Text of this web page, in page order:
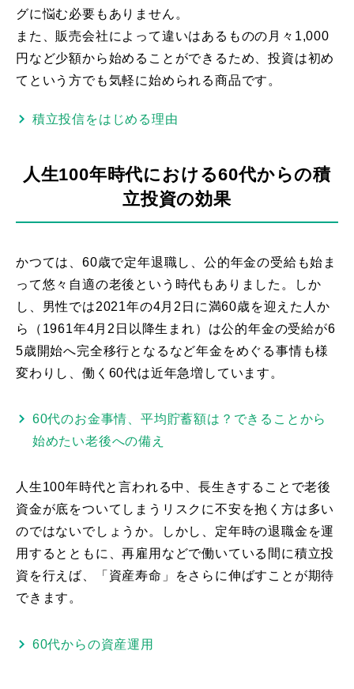
グに悩む必要もありません。
また、販売会社によって違いはあるものの月々1,000
円など少額から始めることができるため、投資は初め
てという方でも気軽に始められる商品です。
積立投信をはじめる理由
人生100年時代における60代からの積
立投資の効果
かつては、60歳で定年退職し、公的年金の受給も始ま
って悠々自適の老後という時代もありました。しか
し、男性では2021年の4月2日に満60歳を迎えた人か
ら（1961年4月2日以降生まれ）は公的年金の受給が6
5歳開始へ完全移行となるなど年金をめぐる事情も様
変わりし、働く60代は近年急増しています。
60代のお金事情、平均貯蓄額は？できることから
始めたい老後への備え
人生100年時代と言われる中、長生きすることで老後
資金が底をついてしまうリスクに不安を抱く方は多い
のではないでしょうか。しかし、定年時の退職金を運
用するとともに、再雇用などで働いている間に積立投
資を行えば、「資産寿命」をさらに伸ばすことが期待
できます。
60代からの資産運用